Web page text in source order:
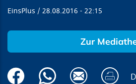
EinsPlus 28.08.2016 22:15
Zur